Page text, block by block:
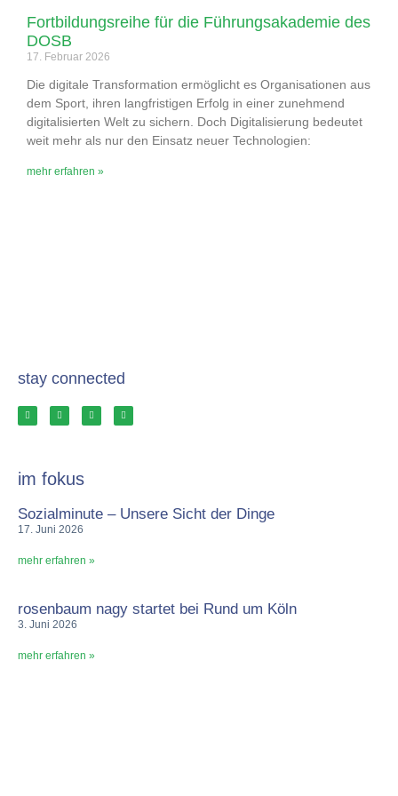
Fortbildungsreihe für die Führungsakademie des
DOSB
17. Februar 2026
Die digitale Transformation ermöglicht es Organisationen aus
dem Sport, ihren langfristigen Erfolg in einer zunehmend
digitalisierten Welt zu sichern. Doch Digitalisierung bedeutet
weit mehr als nur den Einsatz neuer Technologien:
mehr erfahren »
stay connected
im fokus
Sozialminute – Unsere Sicht der Dinge
17. Juni 2026
mehr erfahren »
rosenbaum nagy startet bei Rund um Köln
3. Juni 2026
mehr erfahren »